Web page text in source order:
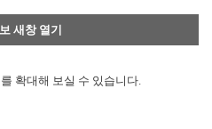
새창 열기
확대해 보실 수 있습니다.